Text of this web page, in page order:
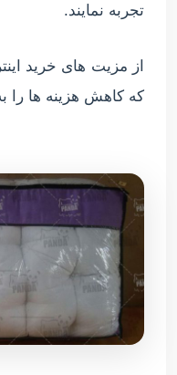
تجربه نمایند.
از مزیت های خرید
که کاهش هزینه ها را